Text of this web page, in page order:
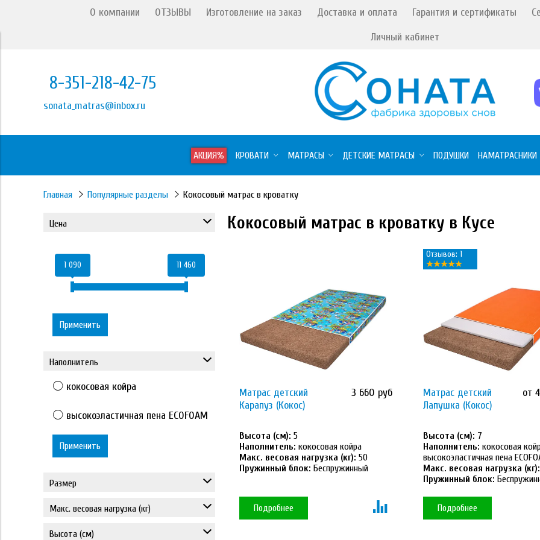
О компании ОТЗЫВЫ Изготовление на заказ Доставка и оплата Гарантия и сертификаты
Личный кабинет
8-351-218-42-75
sonata_matras@inbox.ru
АКЦИЯ% КРОВАТИ МАТРАСЫ ДЕТСКИЕ МАТРАСЫ ПОДУШКИ НАМАТРАСНИКИ
Главная Популярные разделы Кокосовый матрас в кроватку
Цена
1 090 11 460
Применить
Наполнитель
кокосовая койра
высокоэластичная пена ECOFOAM
Применить
Размер
60*120
80*160
Макс. весовая нагрузка (кг)
50
Высота (см)
Кокосовый матрас в кроватку в Кусе
Матрас детский
Карапуз (Кокос)
3 660 руб
Высота (см): 5
Наполнитель: кокосовая койра
Макс. весовая нагрузка (кг): 50
Пружинный блок: Беспружинный
Подробнее
Отзывов: 1
Матрас детский
Лапушка (Кокос)
от
Высота (см): 7
Наполнитель: кокосовая
высокоэластичная пена
Макс. весовая нагрузка (кг):
Пружинный блок:
Подробнее